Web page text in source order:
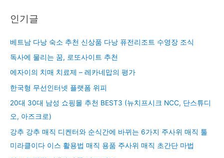
인기글
베트남 다낭 숙소 추천 신상품 다낭 퓨전리조트 수영장 조식
독사에 물리는 꿈, 로또사이트 추천
에자이의 치매 치료제 – 레카네맙의 평가
한국형 무선인터넷 플랫폼 위피
20대 30대 남성 쇼핑몰 추천 BEST3 (뉴치프시크 NCC, 단스튜디
오, 아즈크로)
강추 강추 매직 디켄터와 순식간에 바뀌는 6가지 주사위 매직 툴
미라클이다 이스 활용법 매직 용품 주사위 매직 초간단 마법